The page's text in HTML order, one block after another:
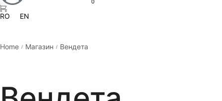
0
RO EN
Home / Магазин / Вендета